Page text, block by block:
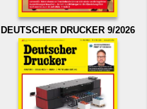
DEUTSCHER DRUCKER 9/2026